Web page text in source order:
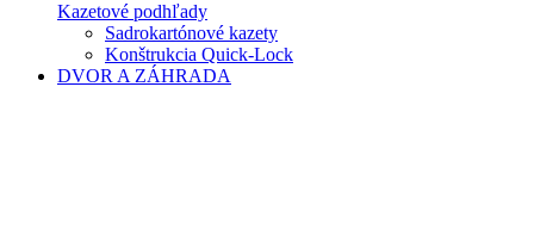
Kazetové podhľady
Sadrokartónové kazety
Konštrukcia Quick-Lock
DVOR A ZÁHRADA